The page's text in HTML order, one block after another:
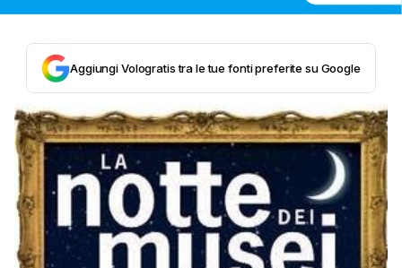
Aggiungi Vologratis tra le tue fonti preferite su Google